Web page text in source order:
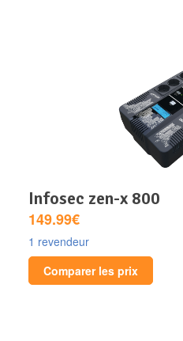
infosec zen-x 800
149.99€
1 revendeur
Comparer les prix